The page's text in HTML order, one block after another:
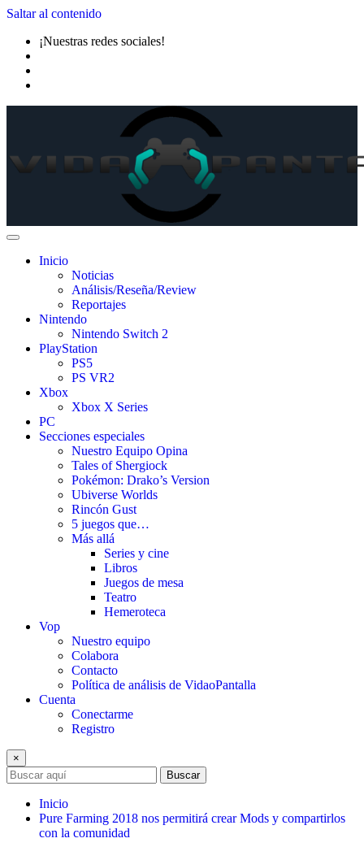
Saltar al contenido
¡Nuestras redes sociales!
Inicio
Noticias
Análisis/Reseña/Review
Reportajes
Nintendo
Nintendo Switch 2
PlayStation
PS5
PS VR2
Xbox
Xbox X Series
PC
Secciones especiales
Nuestro Equipo Opina
Tales of Shergiock
Pokémon: Drako’s Version
Ubiverse Worlds
Rincón Gust
5 juegos que…
Más allá
Series y cine
Libros
Juegos de mesa
Teatro
Hemeroteca
Vop
Nuestro equipo
Colabora
Contacto
Política de análisis de VidaoPantalla
Cuenta
Conectarme
Registro
×
Buscar
Inicio
Pure Farming 2018 nos permitirá crear Mods y compartirlos
con la comunidad